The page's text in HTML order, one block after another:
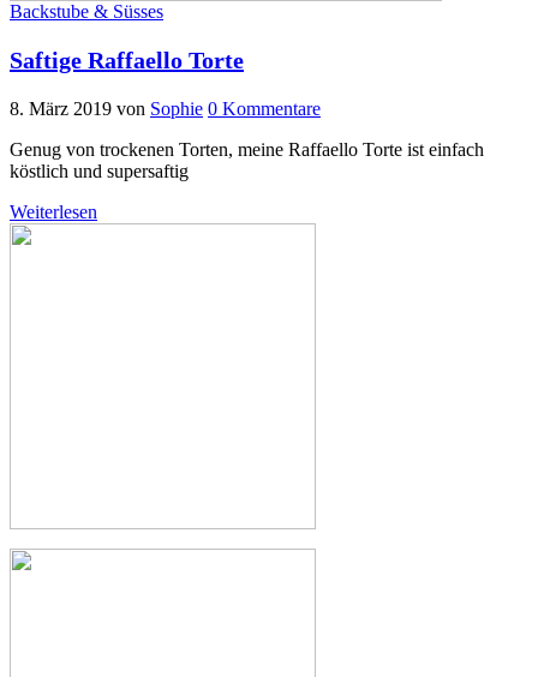
Backstube & Süsses
Saftige Raffaello Torte
8. März 2019 von Sophie 0 Kommentare
Genug von trockenen Torten, meine Raffaello Torte ist einfach
köstlich und supersaftig
Weiterlesen